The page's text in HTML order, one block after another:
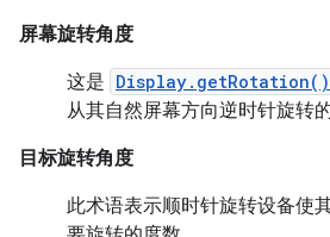
屏幕旋转角度
这是 Display.getRotation()
从其自然屏幕方向逆时针旋转的
目标旋转角度
此术语表示顺时针旋转设备使